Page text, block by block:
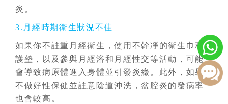
炎。
3.月經時期衛生狀況不佳
如果你不註重月經衛生，使用不幹凈的衛生巾和
護墊，以及參與月經浴和月經性交等活動，可能
會導致病原體進入身體並引發炎癥。此外，如果
不做好性保健並註意陰道沖洗，盆腔炎的發病率
也會較高。